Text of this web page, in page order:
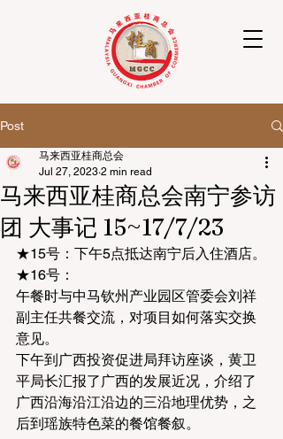
Post
马来西亚桂商总会南宁参访
团 大事记 15~17/7/23
马来西亚桂商总会
Jul 27, 2023 2 min read
★15号：下午5点抵达南宁后入住酒店。
★16号：
午餐时与中马钦州产业园区管委会刘祥
副主任共餐交流，对项目如何落实交换
意见。
下午到广西投资促进局拜访座谈，黄卫
平局长汇报了广西的发展近况，介绍了
广西沿海沿江沿边的三沿地理优势，之
后到瑶族特色菜的餐馆餐叙。